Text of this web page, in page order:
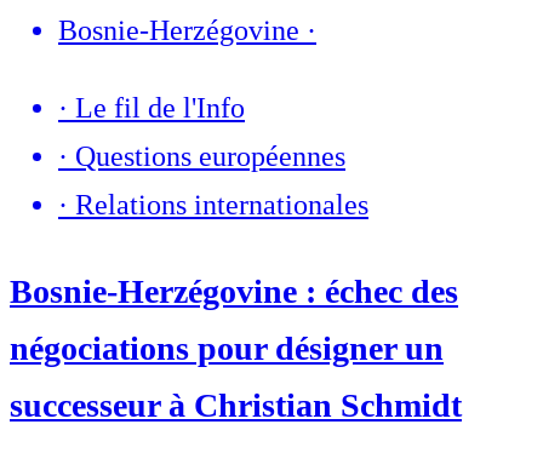
Bosnie-Herzégovine ·
· Le fil de l'Info
· Questions européennes
· Relations internationales
Bosnie-Herzégovine : échec des
négociations pour désigner un
successeur à Christian Schmidt